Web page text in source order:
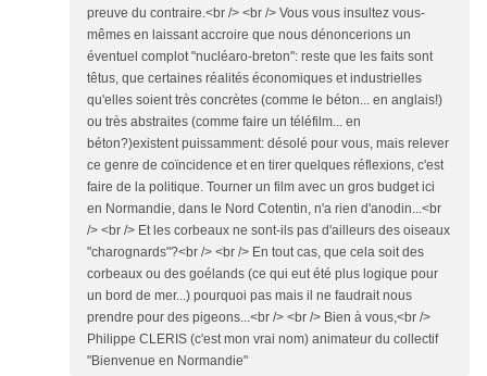
preuve du contraire.<br /> <br /> Vous vous insultez vous-
mêmes en laissant accroire que nous dénoncerions un
éventuel complot "nucléaro-breton": reste que les faits sont
têtus, que certaines réalités économiques et industrielles
qu'elles soient très concrètes (comme le béton... en anglais!)
ou très abstraites (comme faire un téléfilm... en
béton?)existent puissamment: désolé pour vous, mais relever
ce genre de coïncidence et en tirer quelques réflexions, c'est
faire de la politique. Tourner un film avec un gros budget ici
en Normandie, dans le Nord Cotentin, n'a rien d'anodin...<br
/> <br /> Et les corbeaux ne sont-ils pas d'ailleurs des oiseaux
"charognards"?<br /> <br /> En tout cas, que cela soit des
corbeaux ou des goélands (ce qui eut été plus logique pour
un bord de mer...) pourquoi pas mais il ne faudrait nous
prendre pour des pigeons...<br /> <br /> Bien à vous,<br />
Philippe CLERIS (c'est mon vrai nom) animateur du collectif
"Bienvenue en Normandie"